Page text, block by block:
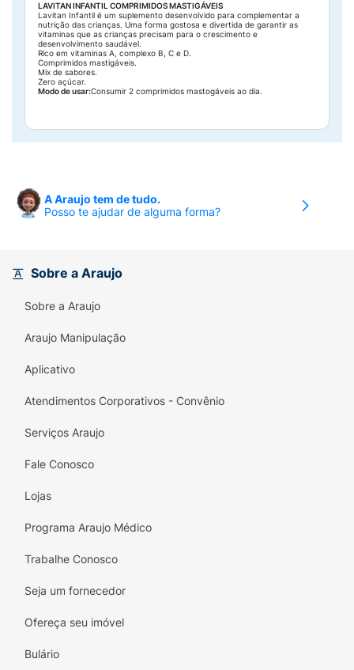
LAVITAN INFANTIL COMPRIMIDOS MASTIGÁVEIS
Lavitan Infantil é um suplemento desenvolvido para complementar a
nutrição das crianças. Uma forma gostosa e divertida de garantir as
vitaminas que as crianças precisam para o crescimento e
desenvolvimento saudável.
Rico em vitaminas A, complexo B, C e D.
Comprimidos mastigáveis.
Mix de sabores.
Zero açúcar.
Modo de usar:Consumir 2 comprimidos mastogáveis ao dia.
A Araujo tem de tudo.
Posso te ajudar de alguma forma?
Sobre a Araujo
Sobre a Araujo
Araujo Manipulação
Aplicativo
Atendimentos Corporativos - Convênio
Serviços Araujo
Fale Conosco
Lojas
Programa Araujo Médico
Trabalhe Conosco
Seja um fornecedor
Ofereça seu imóvel
Bulário